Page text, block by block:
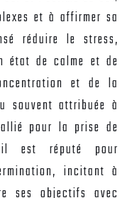
et à affirmer sa
réduire le stress,
état de calme et de
et de la
souvent attribuée à
pour la prise de
il est réputé pour
incitant à